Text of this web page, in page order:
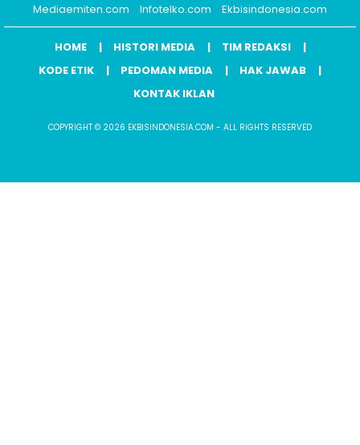
Mediaemiten.com
Infotelko.com Ekbisindonesia.com
HOME HISTORI MEDIA
TIM REDAKSI
KODE ETIK
PEDOMAN MEDIA
HAK JAWAB
KONTAK IKLAN
COPYRIGHT © 2026 EKBISINDONESIA.COM - ALL RIGHTS RESERVED